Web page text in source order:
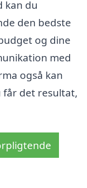
kan du
den bedste
og dine
med
også kan
det resultat,